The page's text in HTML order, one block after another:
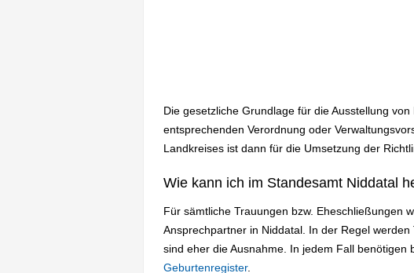
Die gesetzliche Grundlage für die Ausstellung
entsprechenden Verordnung oder
Landkreises ist dann für die Umsetzung der
Wie kann ich im Standesamt Niddatal
Für sämtliche Trauungen bzw. Eheschließungen
Ansprechpartner in Niddatal. In der Regel
sind eher die Ausnahme. In jedem Fall
Geburtenregister.